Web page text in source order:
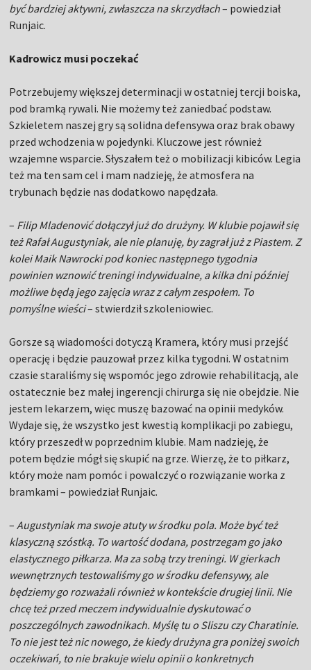
być bardziej aktywni, zwłaszcza na skrzydłach– powiedział
Runjaic.
Kadrowicz musi poczekać
Potrzebujemy większej determinacji w ostatniej tercji boiska,
pod bramką rywali. Nie możemy też zaniedbać podstaw.
Szkieletem naszej gry są solidna defensywa oraz brak obawy
przed wchodzenia w pojedynki. Kluczowe jest również
wzajemne wsparcie. Słyszałem też o mobilizacji kibiców. Legia
też ma ten sam cel i mam nadzieję, że atmosfera na
trybunach będzie nas dodatkowo napędzała.
– Filip Mladenović dołączył już do drużyny. W klubie pojawił się
też Rafał Augustyniak, ale nie planuję, by zagrał już z Piastem. Z
kolei Maik Nawrocki pod koniec następnego tygodnia
powinien wznowić treningi indywidualne, a kilka dni później
możliwe będą jego zajęcia wraz z całym zespołem. To
pomyślne wieści– stwierdził szkoleniowiec.
Gorsze są wiadomości dotyczą Kramera, który musi przejść
operację i będzie pauzował przez kilka tygodni. W ostatnim
czasie staraliśmy się wspomóc jego zdrowie rehabilitacją, ale
ostatecznie bez małej ingerencji chirurga się nie obejdzie. Nie
jestem lekarzem, więc muszę bazować na opinii medyków.
Wydaje się, że wszystko jest kwestią komplikacji po zabiegu,
który przeszedł w poprzednim klubie. Mam nadzieję, że
potem będzie mógł się skupić na grze. Wierzę, że to piłkarz,
który może nam pomóc i powalczyć o rozwiązanie worka z
bramkami – powiedział Runjaic.
– Augustyniak ma swoje atuty w środku pola. Może być też
klasyczną szóstką. To wartość dodana, postrzegam go jako
elastycznego piłkarza. Ma za sobą trzy treningi. W gierkach
wewnętrznych testowaliśmy go w środku defensywy, ale
będziemy go rozważali również w kontekście drugiej linii. Nie
chcę też przed meczem indywidualnie dyskutować o
poszczególnych zawodnikach. Myślę tu o Sliszu czy Charatinie.
To nie jest też nic nowego, że kiedy drużyna gra poniżej swoich
oczekiwań, to nie brakuje wielu opinii o konkretnych